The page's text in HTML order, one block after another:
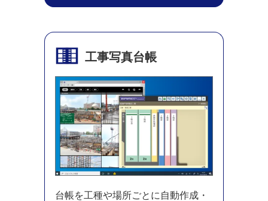
工事写真台帳
台帳を工種や場所ごとに自動作成・